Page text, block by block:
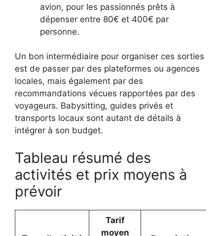
avion, pour les passionnés prêts à
dépenser entre 80€ et 400€ par
personne.
Un bon intermédiaire pour organiser ces sorties
est de passer par des plateformes ou agences
locales, mais également par des
recommandations vécues rapportées par des
voyageurs. Babysitting, guides privés et
transports locaux sont autant de détails à
intégrer à son budget.
Tableau résumé des
activités et prix moyens à
prévoir
Tarif
moyen